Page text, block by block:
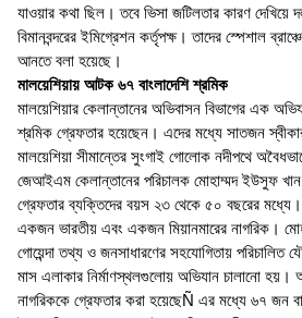
যাওয়ার কথা ছিল। তবে ভিসা জটিলতার কারণ
বিমানবন্দরের ইমিগ্রেশন কর্তৃপক্ষ। তাদের স্পেশাল
আনতে বলা হয়েছে।
মালয়েশিয়ায় আটক ৬৭ বাংলাদেশি শ্রমিক
মালয়েশিয়ার কেলান্তানের অভিবাসন বিভাগের এক
শ্রমিক গ্রেফতার হয়েছেন। এদের মধ্যে সাতজন
মালয়েশিয়া সীমান্তের সুংগাই গোলোক নদীপথে
জেআইএম কেলান্তানের পরিচালক মোহাম্মদ ইউসুফ খান
গ্রেফতার ব্যক্তিদের বয়স ২৩ থেকে ৫০ বছরের মধ্যে।
একজন ভারতীয় এবং একজন মিয়ানমারের নাগরিক।
গোয়েন্দা তথ্য ও জনসাধারণের সহযোগিতায় পরিচালিত
মাস এলাকার নির্মাণস্থলগুলোয় অভিযান চালানো হয়।
নাগরিককে গ্রেফতার করা হয়েছেÑ এর মধ্যে ৬৭ জন